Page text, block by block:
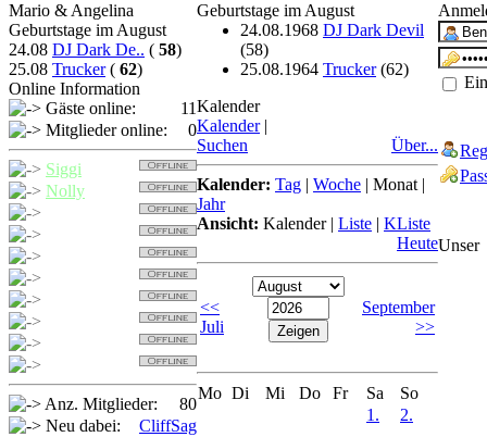
Mario & Angelina
Geburtstage im August
24.08 DJ Dark De.. ( 58)
25.08 Trucker( 62)
Online Information
Gäste online:
11
Mitglieder online:
0
Siggi
Nolly
Anz. Mitglieder:
80
Neu dabei:
CliffSag
Geburtstage im August
24.08.1968 DJ Dark Devil
(58)
25.08.1964 Trucker(62)
Kalender
Kalender |
Suchen
Über...
Kalender: Tag | Woche | Monat |
Jahr
Ansicht: Kalender| Liste | KListe
Heute
<<
Juli
September
>>
Mo Di Mi Do Fr Sa
So
1.
2.
Unser